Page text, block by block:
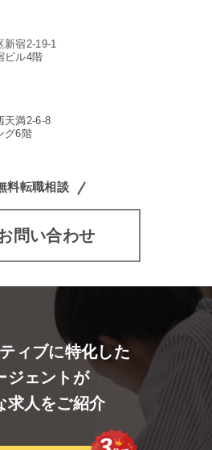
新宿2-19-1
ビル4階
天満2-6-8
グ6階
料転職相談
問い合わせ
ィブに特化した
ジェントが
求人をご紹介